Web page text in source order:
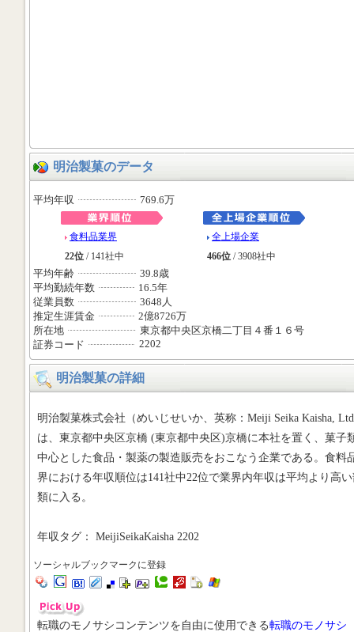
明治製菓のデータ
平均年収 769.6万
食料品業界
22位 / 141社中
全上場企業
466位 / 3908社中
平均年齢
39.8歳
平均勤続年数
16.5年
従業員数
3648人
推定生涯賃金
2億8726万
所在地
東京都中央区京橋二丁目４番１６号
証券コード
2202
明治製菓の詳細
明治製菓株式会社（めいじせいか、英称：Meiji Seika Kaisha,
は、東京都中央区京橋 (東京都中央区)京橋に本社を置く、菓子
中心とした食品・製薬の製造販売をおこなう企業である。食料
界における年収順位は141社中22位で業界内年収は平均より高
類に入る。
年収タグ： MeijiSeikaKaisha 2202
ソーシャルブックマークに登録
転職のモノサシコンテンツを自由に使用できる転職のモノサシ